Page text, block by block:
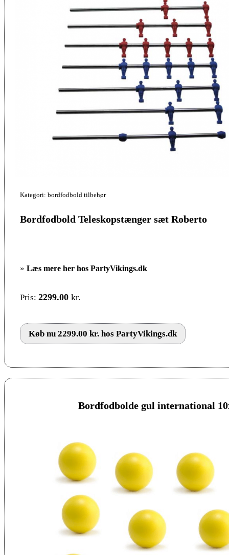
Kategori: bordfodbold tilbehør
Bordfodbold Teleskopstænger sæt Roberto
» Læs mere her hos PartyVikings.dk
Pris: 2299.00 kr.
Køb nu 2299.00 kr. hos PartyVikings.dk
Bordfodbolde gul international